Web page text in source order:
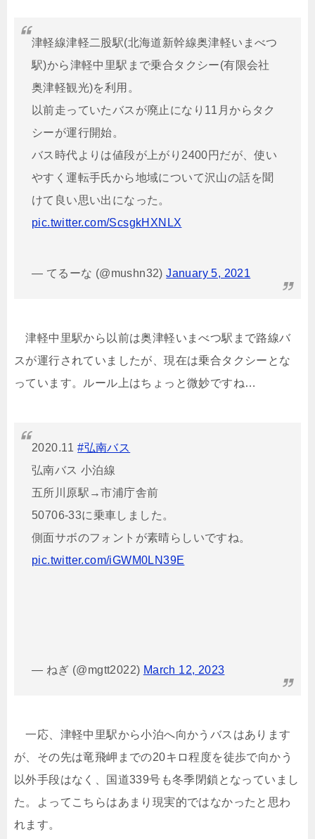
津軽線津軽二股駅(北海道新幹線奥津軽いまべつ
駅)から津軽中里駅まで乗合タクシー(有限会社
奥津軽観光)を利用。
以前走っていたバスが廃止になり11月からタク
シーが運行開始。
バス時代よりは値段が上がり2400円だが、使い
やすく運転手氏から地域について沢山の話を聞
けて良い思い出になった。
pic.twitter.com/ScsgkHXNLX
— てるーな (@mushn32)January 5, 2021
津軽中里駅から以前は奥津軽いまべつ駅まで路線バ
スが運行されていましたが、現在は乗合タクシーとな
っています。ルール上はちょっと微妙ですね…
2020.11#弘南バス
弘南バス 小泊線
五所川原駅→市浦庁舎前
50706-33に乗車しました。
側面サボのフォントが素晴らしいですね。
pic.twitter.com/iGWM0LN39E
— ねぎ (@mgtt2022) March 12, 2023
一応、津軽中里駅から小泊へ向かうバスはあります
が、その先は竜飛岬までの20キロ程度を徒歩で向かう
以外手段はなく、国道339号も冬季閉鎖となっていまし
た。よってこちらはあまり現実的ではなかったと思わ
れます。